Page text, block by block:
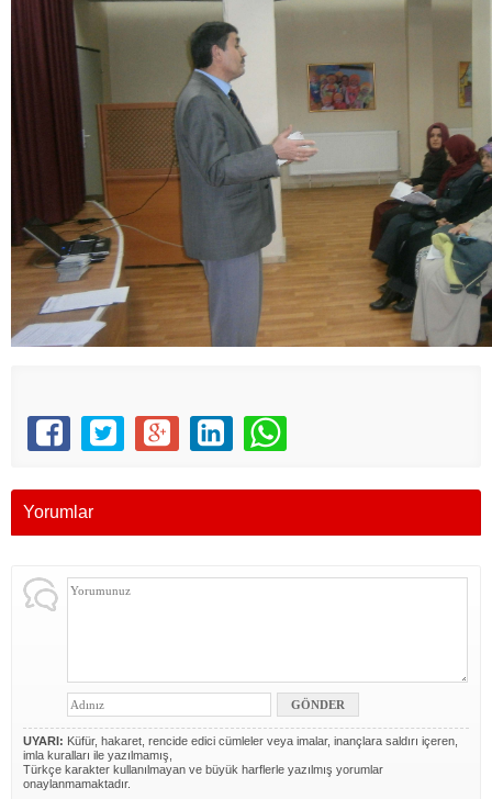
Yorumlar
UYARI: Küfür, hakaret, rencide edici cümleler veya imalar, inançlara saldırı içeren,
imla kuralları ile yazılmamış,
Türkçe karakter kullanılmayan ve büyük harflerle yazılmış yorumlar
onaylanmamaktadır.